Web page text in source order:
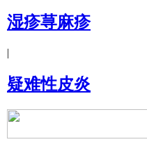
湿疹荨麻疹
|
疑难性皮炎